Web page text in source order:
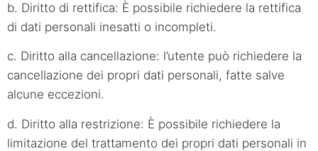
b. Diritto di rettifica: È possibile richiedere la rettifica
di dati personali inesatti o incompleti.
c. Diritto alla cancellazione: l’utente può richiedere la
cancellazione dei propri dati personali, fatte salve
alcune eccezioni.
d. Diritto alla restrizione: È possibile richiedere la
limitazione del trattamento dei propri dati personali in